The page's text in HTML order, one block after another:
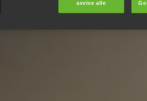
avvise alle